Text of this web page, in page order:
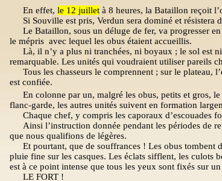
En effet,le 12 juillet à 8 heures, la Bataillon reçoit
Si Souville est pris, Verdun sera dominé et résistera
Le Bataillon, sous un déluge de fer, va progresser
le mépris avec lequel les obus étaient accueillis.
Là, il n’y a plus ni tranchées, ni boyaux ; le sol est
remarquable. Les unités qui voudraient utiliser pareils
Tous les chasseurs le comprennent ; sur le plateau,
est confiée.
En colonne par un, malgré les obus, petits et gros,
flanc-garde, les autres unités suivent en formation
Chaque chef, y compris les caporaux d’escouades
Ainsi l’instruction donnée pendant les périodes de
que nous qualifions de légères.
Et pourtant, que de souffrances ! Les obus tombent
pluie fine sur les casques. Les éclats sifflent, les culots
est à ce point intense que tous les yeux sont fixés sur
LE FORT !